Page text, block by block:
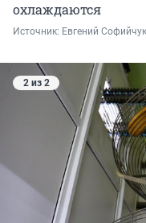
охлаждаются
Источник: Евгений
2 из 2